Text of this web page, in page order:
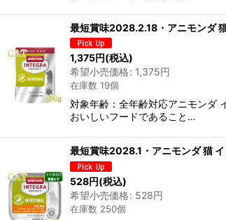
最短賞味2028.2.18・アニモンダ
1,375円(税込)
希望小売価格: 1,375円
在庫数 19個
対象年齢：全年齢対応アニモンダ
おいしいフードであること…
最短賞味2028.1・アニモンダ 猫
528円(税込)
希望小売価格: 528円
在庫数 250個